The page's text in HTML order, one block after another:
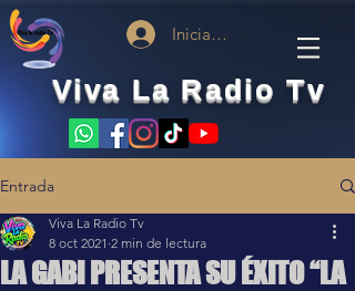
Viva La Radio Tv
Iniciar sesión
Entrada
LA GABI PRESENTA SU ÉXITO “LA
Viva La Radio Tv
8 oct 2021 2 min de lectura